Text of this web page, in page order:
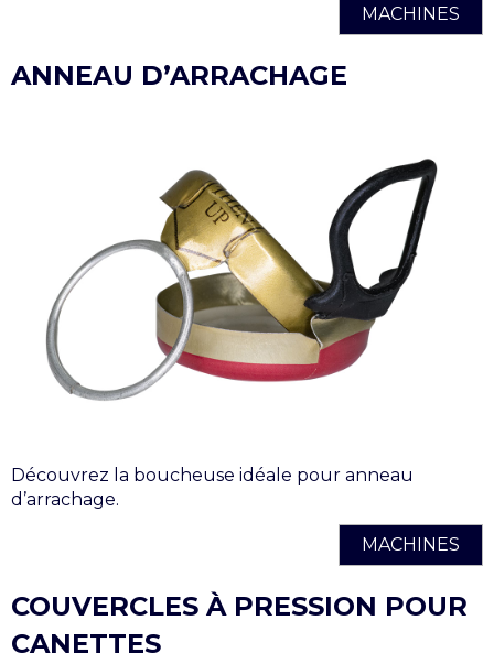
MACHINES
ANNEAU D’ARRACHAGE
Découvrez la boucheuse idéale pour anneau
d’arrachage.
MACHINES
COUVERCLES À PRESSION POUR
CANETTES